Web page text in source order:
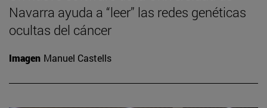
Navarra ayuda a “leer” las redes genéticas
ocultas del cáncer
Imagen Manuel Castells